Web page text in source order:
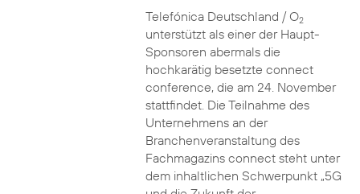
Telefónica Deutschland / O2
unterstützt als einer der Haupt-
Sponsoren abermals die
hochkarätig besetzte connect
conference, die am 24. November
stattfindet. Die Teilnahme des
Unternehmens an der
Branchenveranstaltung des
Fachmagazins connect steht unter
dem inhaltlichen Schwerpunkt „5G